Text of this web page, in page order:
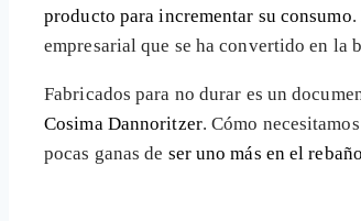
producto para incrementar su consumo
empresarial que se ha convertido en la
Fabricados para no durar es un
Cosima Dannoritzer. Cómo
pocas ganas de ser uno más en el rebaño